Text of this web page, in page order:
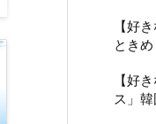
【好
とき
【好
ス」